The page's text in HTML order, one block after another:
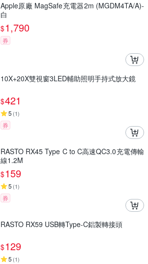
Apple原廠 MagSafe充電器2m (MGDM4TA/A)-
白
$1,790
券
10X+20X雙視窗3LED輔助照明手持式放大鏡
$421
5 (1)
券
RASTO RX45 Type C to C高速QC3.0充電傳輸
線1.2M
$159
5 (1)
券
RASTO RX59 USB轉Type-C鋁製轉接頭
$129
5 (1)